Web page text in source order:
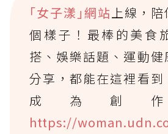
｢女子漾｣網站上線，
個樣子！最棒的美食
搭、娛樂話題、運動
分享，都能在這裡看到
成為創
https://